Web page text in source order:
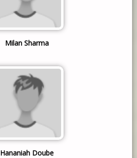
Milan Sharma
Hananiah Doube